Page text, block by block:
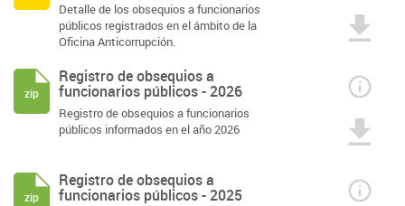
Detalle de los obsequios a funcionarios
públicos registrados en el ámbito de la
Oficina Anticorrupción.
Registro de obsequios a
funcionarios públicos - 2026
Registro de obsequios a funcionarios
públicos informados en el año 2026
zip
Registro de obsequios a
funcionarios públicos - 2025
zip